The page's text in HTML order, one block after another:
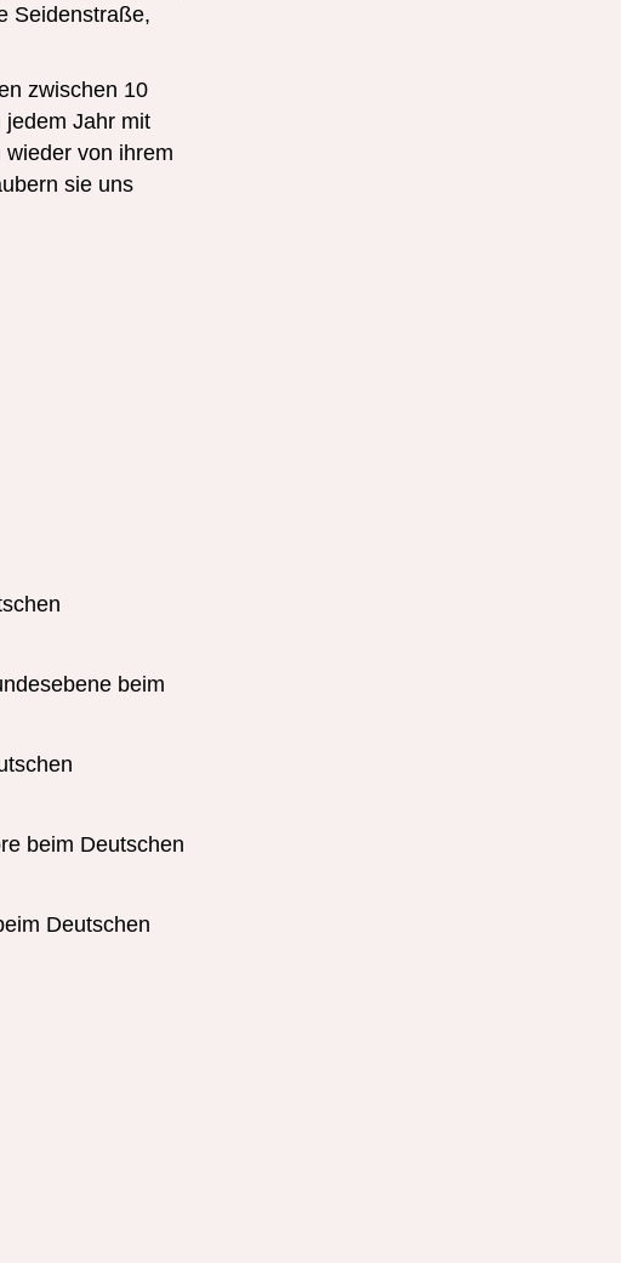
Seidenstraße,
zwischen 10
jedem Jahr mit
von ihrem
sie uns
beim
beim Deutschen
Deutschen